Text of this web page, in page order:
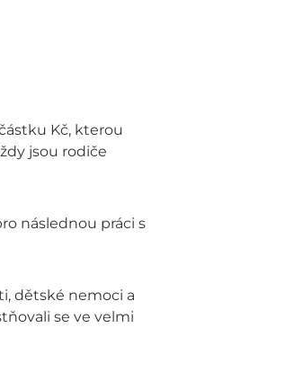
Kč, kterou
jsou rodiče
následnou práci s
dětské nemoci a
se ve velmi